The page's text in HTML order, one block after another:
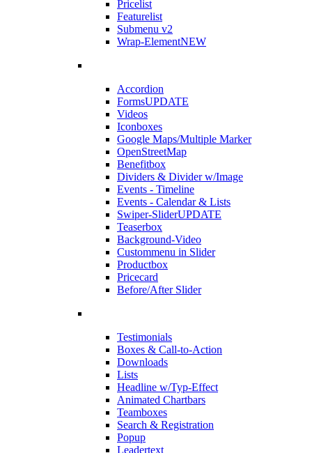
Pricelist
Featurelist
Submenu v2
Wrap-ElementNEW
Accordion
FormsUPDATE
Videos
Iconboxes
Google Maps/Multiple Marker
OpenStreetMap
Benefitbox
Dividers & Divider w/Image
Events - Timeline
Events - Calendar & Lists
Swiper-SliderUPDATE
Teaserbox
Background-Video
Custommenu in Slider
Productbox
Pricecard
Before/After Slider
Testimonials
Boxes & Call-to-Action
Downloads
Lists
Headline w/Typ-Effect
Animated Chartbars
Teamboxes
Search & Registration
Popup
Leadertext